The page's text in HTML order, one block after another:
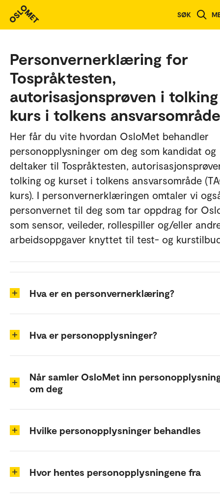
SØK
Personvernerklæring for
Tospråktesten,
autorisasjonsprøven i
kurs i tolkens
Her får du vite hvordan OsloMet behandler
personopplysninger om deg som kandidat og
deltaker til Tospråktesten,
tolking og kurset i tolkens ansvarsområde
kurs). I personvernerklæringen omtaler vi
personvernet til deg som tar oppdrag for
som sensor, veileder, rollespiller og/eller
arbeidsoppgaver knyttet til test- og
Hva er en personvernerklæring?
Hva er personopplysninger?
Når samler OsloMet inn
om deg
Hvilke personopplysninger behandles
Hvor hentes personopplysningene fra